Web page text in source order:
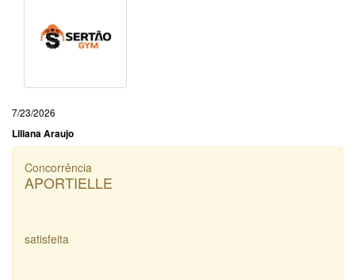
7/23/2026
Liliana Araujo
Concorrência
APORTIELLE
satisfeita